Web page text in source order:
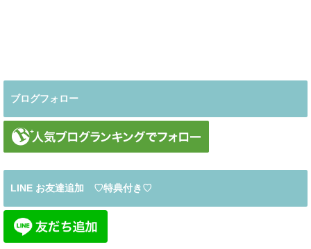
ブログフォロー
LINE お友達追加 ♡特典付き♡